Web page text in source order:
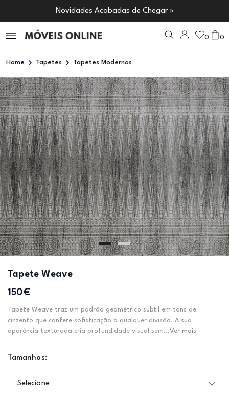
Novidades Acabadas de Chegar »
0 0
Home Tapetes Tapetes Modernos
Tapete Weave
150€
Tapete Weave traz um padrão geométrico subtil em tons de
cinzento que confere sofisticação a qualquer divisão. A sua
aparência texturada cria profundidade visual sem...Ver mais
Tamanhos:
Selecione